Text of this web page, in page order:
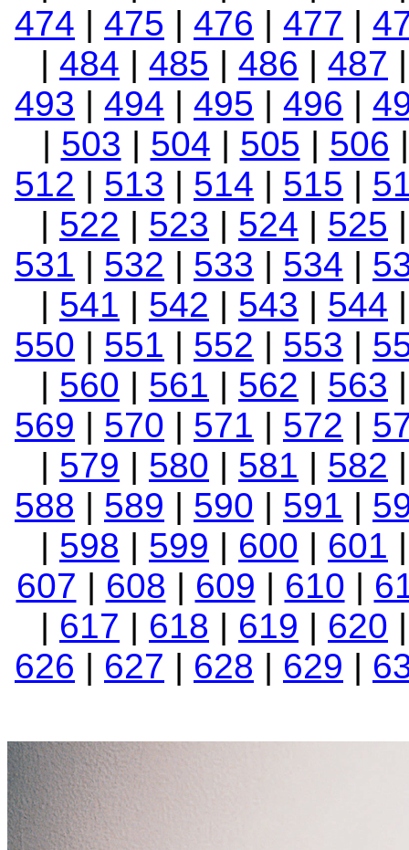
474 | 475 | 476 | 477 |
| 484 | 485 | 486 | 487
493 | 494 | 495 | 496 |
| 503 | 504 | 505 | 506
512 | 513 | 514 | 515 |
| 522 | 523 | 524 | 525
531 | 532 | 533 | 534 |
| 541 | 542 | 543 | 544
550 | 551 | 552 | 553 |
| 560 | 561 | 562 | 563
569 | 570 | 571 | 572 |
| 579 | 580 | 581 | 582
588 | 589 | 590 | 591 |
| 598 | 599 | 600 | 601
607 | 608 | 609 | 610 |
| 617 | 618 | 619 | 620
626 | 627 | 628 | 629 |